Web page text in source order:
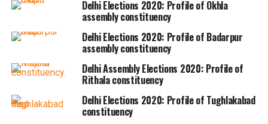
DON'T MISS
Delhi Elections 2020: Profile of Najafgarh constituency
Delhi Elections 2020: Profile of Okhla
assembly constituency
Delhi Elections 2020: Profile of Badarpur
assembly constituency
Delhi Assembly Elections 2020: Profile of
Rithala constituency
Delhi Elections 2020: Profile of Tughlakabad
constituency